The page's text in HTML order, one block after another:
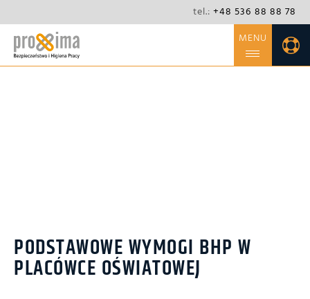
tel.: +48 536 88 88 78
MENU
PODSTAWOWE WYMOGI BHP W
PLACÓWCE OŚWIATOWEJ